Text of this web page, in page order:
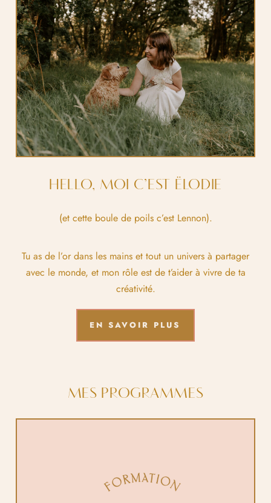
HELLO, MOI C’EST ËLODIE
(et cette boule de poils c’est Lennon).
Tu as de l’or dans les mains et tout un univers à partager
avec le monde, et mon rôle est de t’aider à vivre de ta
créativité.
EN SAVOIR PLUS
MES PROGRAMMES